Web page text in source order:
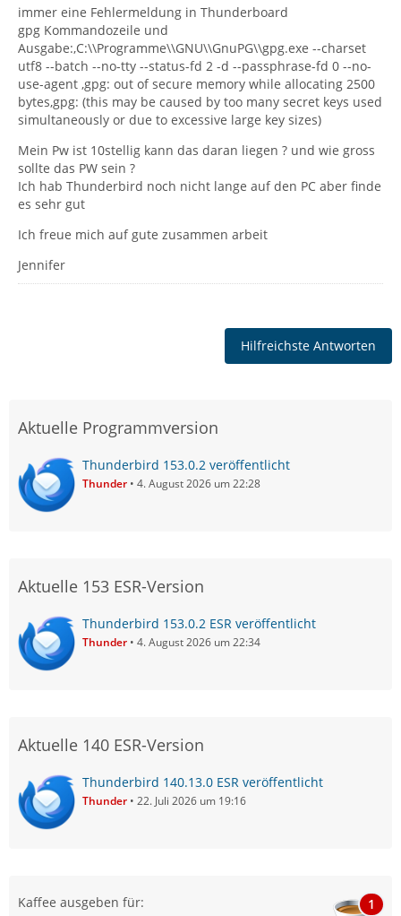
immer eine Fehlermeldung in Thunderboard
gpg Kommandozeile und
Ausgabe:,C:\\Programme\\GNU\\GnuPG\\gpg.exe --charset
utf8 --batch --no-tty --status-fd 2 -d --passphrase-fd 0 --no-
use-agent ,gpg: out of secure memory while allocating 2500
bytes,gpg: (this may be caused by too many secret keys used
simultaneously or due to excessive large key sizes)
Mein Pw ist 10stellig kann das daran liegen ? und wie gross
sollte das PW sein ?
Ich hab Thunderbird noch nicht lange auf den PC aber finde
es sehr gut
Ich freue mich auf gute zusammen arbeit
Jennifer
Hilfreichste Antworten
Aktuelle Programmversion
Thunderbird 153.0.2 veröffentlicht
Thunder 4. August 2026 um 22:28
Aktuelle 153 ESR-Version
Thunderbird 153.0.2 ESR veröffentlicht
Thunder 4. August 2026 um 22:34
Aktuelle 140 ESR-Version
Thunderbird 140.13.0 ESR veröffentlicht
Thunder 22. Juli 2026 um 19:16
Kaffee ausgeben für: 1